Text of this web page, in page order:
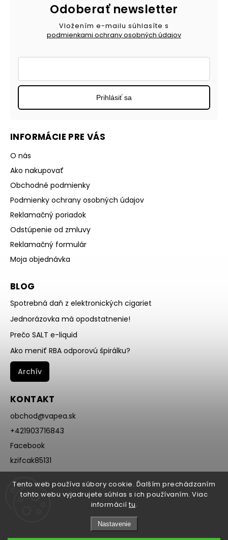
Tento web používa súbory cookie. Ďalším prechádzaním
tohto webu vyjadrujete súhlas s ich používaním. Viac
informácií tu.
Nastavenie
INFORMÁCIE PRE VÁS
O nás
Ako nakupovať
Obchodné podmienky
Podmienky ochrany osobných údajov
Reklamačný poriadok
Odstúpenie od zmluvy
Reklamačný formulár
Moja objednávka
BLOG
Spotrebná daň z elektronických cigariet
Jednorázovka má opodstatnenie!
Prečo SALT e-liquid
Ako meniť RBA odporovú špirálku?
Archív
KONTAKT
obchod@vapea.sk
+421903716843
Facebook
kzifcak85131
@vapea.slovensko
Odoberať newsletter
Vložením e-mailu súhlasíte s
podmienkami ochrany osobných údajov
Prihlásiť sa